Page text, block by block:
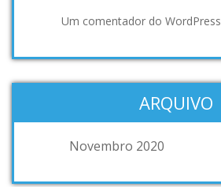
Um comentador do WordPress
ARQUIVO
Novembro 2020